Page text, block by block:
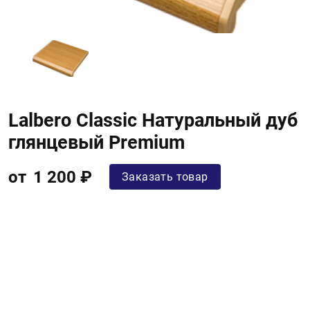
Lalbero Classic Натуральный дуб
глянцевый Premium
от 1 200 ₽ Заказать товар